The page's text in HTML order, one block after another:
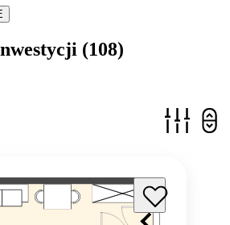
(108)